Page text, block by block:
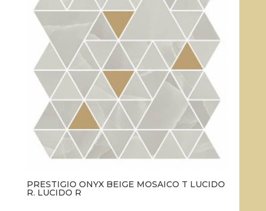
PRESTIGIO ONYX BEIGE MOSAICO T LUCIDO
R. LUCIDO R